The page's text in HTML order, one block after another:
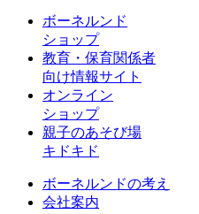
ボーネルンド
ショップ
教育・保育関係者
向け情報サイト
オンライン
ショップ
親子のあそび場
キドキド
ボーネルンドの考え
会社案内